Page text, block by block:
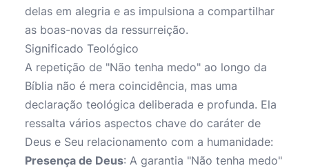
delas em alegria e as impulsiona a compartilhar
as boas-novas da ressurreição.
Significado Teológico
A repetição de "Não tenha medo" ao longo da
Bíblia não é mera coincidência, mas uma
declaração teológica deliberada e profunda. Ela
ressalta vários aspectos chave do caráter de
Deus e Seu relacionamento com a humanidade:
Presença de Deus: A garantia "Não tenha medo"